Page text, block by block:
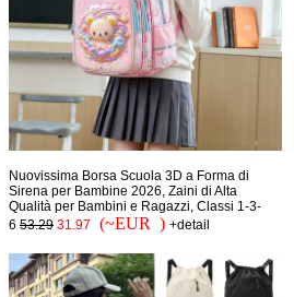
Nuovissima Borsa Scuola 3D a Forma di
Sirena per Bambine 2026, Zaini di Alta
Qualità per Bambini e Ragazzi, Classi 1-3-
6 53.29 31.97 (~EUR ) +detail